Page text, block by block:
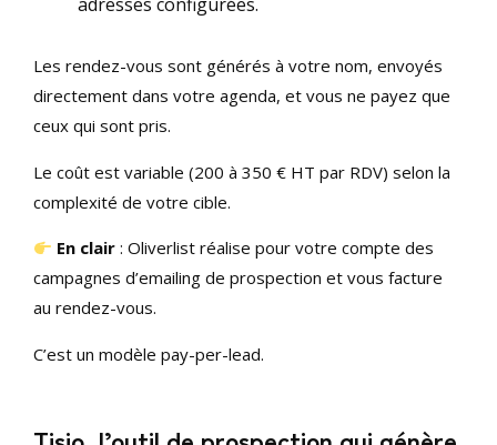
Les rendez-vous sont générés à votre nom, envoyés
directement dans votre agenda, et vous ne payez que
ceux qui sont pris.
Le coût est variable (200 à 350 € HT par RDV) selon la
complexité de votre cible.
En clair : Oliverlist réalise pour votre compte des
campagnes d’emailing de prospection et vous facture
au rendez-vous.
C’est un modèle pay-per-lead.